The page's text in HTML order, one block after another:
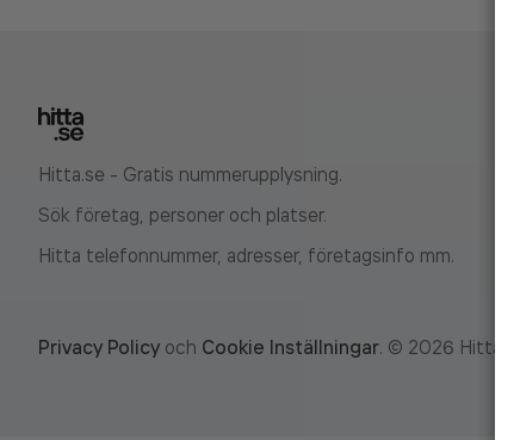
Hitta.se - Gratis nummerupplysning.
Sök företag, personer och platser.
Hitta telefonnummer, adresser, företagsinfo mm.
Privacy Policy och Cookie Inställningar. © 2026 Hitta.se